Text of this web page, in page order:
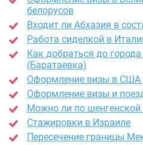
белорусов
Входит ли Абхазия в
Работа сиделкой в
Как добраться до
(Баратаевка)
Оформление визы в США
Оформление визы и
Можно ли по
Стажировки в Израиле
Пересечение границы